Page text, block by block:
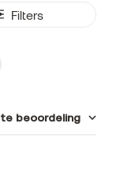
Filters
beoordeling